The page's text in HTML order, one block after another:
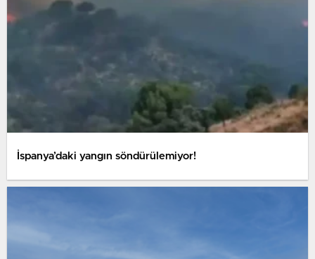
İspanya’daki yangın söndürülemiyor!